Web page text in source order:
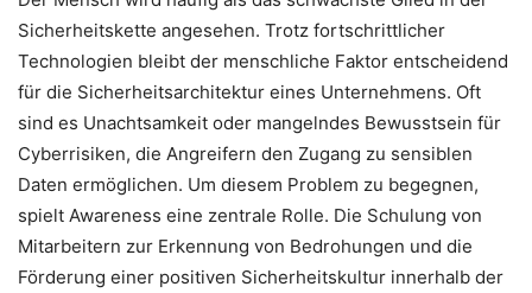
Sicherheitskette angesehen. Trotz fortschrittlicher
Technologien bleibt der menschliche Faktor entscheidend
für die Sicherheitsarchitektur eines Unternehmens. Oft
sind es Unachtsamkeit oder mangelndes Bewusstsein für
Cyberrisiken, die Angreifern den Zugang zu sensiblen
Daten ermöglichen. Um diesem Problem zu begegnen,
spielt Awareness eine zentrale Rolle. Die Schulung von
Mitarbeitern zur Erkennung von Bedrohungen und die
Förderung einer positiven Sicherheitskultur innerhalb der